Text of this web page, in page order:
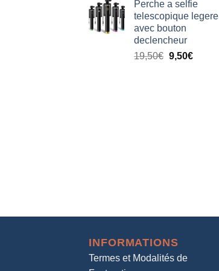
Perche a selfie
telescopique legere
avec bouton
declencheur
19,50€ 9,50€
INFORMATIONS
Termes et Modalités de